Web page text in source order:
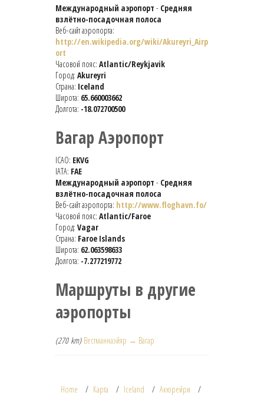
Международный аэропорт - Средняя
взлётно-посадочная полоса
Веб-сайт аэропорта:
http://en.wikipedia.org/wiki/Akureyri_Airp
ort
Часовой пояс: Atlantic/Reykjavik
Город: Akureyri
Страна: Iceland
Широта: 65.660003662
Долгота: -18.072700500
Вагар Аэропорт
ICAO: EKVG
IATA: FAE
Международный аэропорт - Средняя
взлётно-посадочная полоса
Веб-сайт аэропорта: http://www.floghavn.fo/
Часовой пояс: Atlantic/Faroe
Город: Vagar
Страна: Faroe Islands
Широта: 62.063598633
Долгота: -7.277219772
Маршруты в другие
аэропорты
(270 km) Вестманнаэйяр → Вагар
Home Карта Iceland
Акюрейри